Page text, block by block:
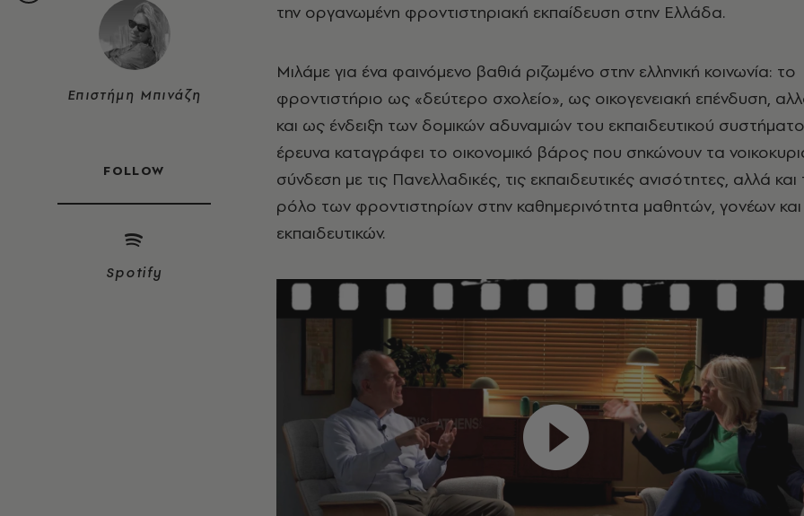
Επιστήμη Μπινάζη
FOLLOW
Spotify
την οργανωμένη φροντιστηριακή εκπαίδευση στην Ελλάδα.
Μιλάμε για ένα φαινόμενο βαθιά ριζωμένο στην ελληνική κοινωνία: το
φροντιστήριο ως «δεύτερο σχολείο», ως οικογενειακή επένδυση,
και ως ένδειξη των δομικών αδυναμιών του εκπαιδευτικού
έρευνα καταγράφει το οικονομικό βάρος που σηκώνουν τα
σύνδεση με τις Πανελλαδικές, τις εκπαιδευτικές ανισότητες, αλλά και
ρόλο των φροντιστηρίων στην καθημερινότητα μαθητών, γονέων και
εκπαιδευτικών.